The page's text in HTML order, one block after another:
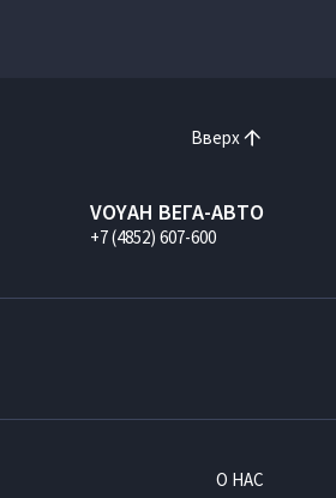
Вверх
VOYAH ВЕГА-АВТО
+7 (4852) 607-600
О НАС